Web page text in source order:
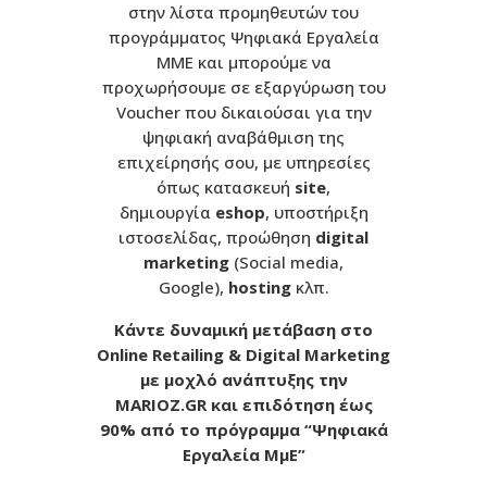
στην λίστα προμηθευτών του
προγράμματος Ψηφιακά Εργαλεία
ΜΜΕ και μπορούμε να
προχωρήσουμε σε εξαργύρωση του
Voucher που δικαιούσαι για την
ψηφιακή αναβάθμιση της
επιχείρησής σου, με υπηρεσίες
όπως κατασκευή site,
δημιουργία eshop, υποστήριξη
ιστοσελίδας, προώθηση digital
marketing (Social media,
Google), hostingκλπ.
Kάντε δυναμική μετάβαση στο
Online Retailing & Digital Marketing
με μοχλό ανάπτυξης την
MARIOZ.GR και επιδότηση έως
90% από το πρόγραμμα “Ψηφιακά
Εργαλεία ΜμΕ”